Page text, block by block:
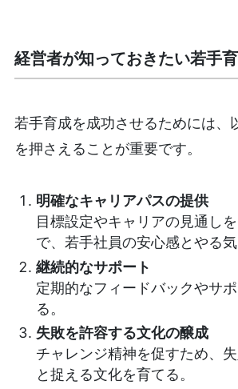
経営者が知っておきたい若手
若手育成を成功させるためには、
を押さえることが重要です。
明確なキャリアパスの提供
目標設定やキャリアの見通し
で、若手社員の安心感とやる気
継続的なサポート
定期的なフィードバックやサ
る。
失敗を許容する文化の醸成
チャレンジ精神を促すため、
と捉える文化を育てる。